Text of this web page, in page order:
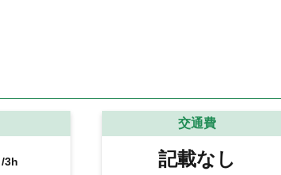
/3h
交通費
記載なし